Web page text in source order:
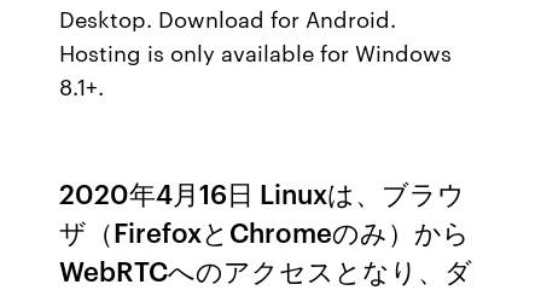
Desktop. Download for Android.
Hosting is only available for Windows
8.1+.
2020年4月16日 Linuxは、ブラウ
ザ（FirefoxとChromeのみ）から
WebRTCへのアクセスとなり、ダ